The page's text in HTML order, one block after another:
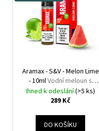
Aramax - S&V - Melon Lime
- 10mlVodní meloun s
limetkou
Ihned k odeslání(>5 ks)
289 Kč
DO KOŠÍKU
HLEDAT